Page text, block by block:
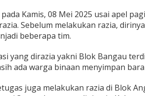
Kamis, 08 Mei 2025 usai apel
Sebelum melakukan razia,
beberapa tim.
yang dirazia yakni Blok Bangau
ada warga binaan menyimpan
juga melakukan razia di Blok